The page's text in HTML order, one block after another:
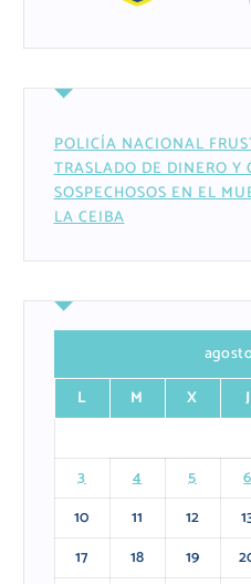
POLICÍA NACIONAL
TRASLADO DE DINERO Y
SOSPECHOSOS EN EL
LA CEIBA
L
M X J
3
4 5 6
10
11 12
17
18 19